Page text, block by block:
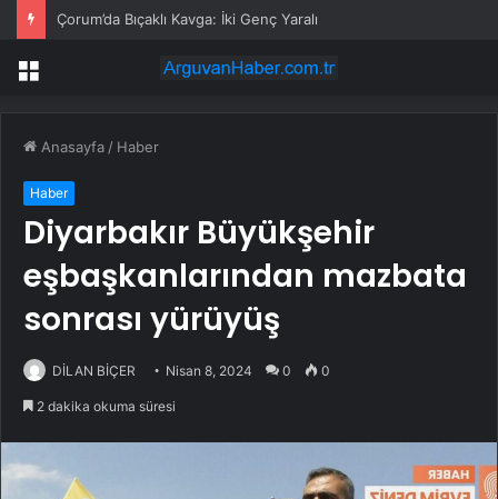
Çorum’da Bıçaklı Kavga: İki Genç Yaralı
Menü
Anasayfa / Haber
Haber
Diyarbakır Büyükşehir
eşbaşkanlarından mazbata
sonrası yürüyüş
DİLAN BİÇER Nisan 8, 2024 0 0
2 dakika okuma süresi